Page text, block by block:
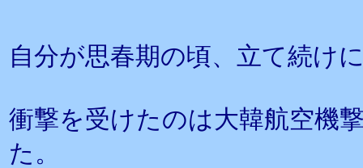
自分が思春期の頃、立て続け
衝撃を受けたのは大韓航空機
た。